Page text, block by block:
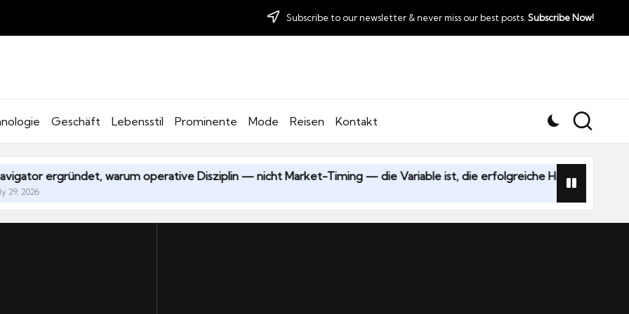
Subscribe to our newsletter & never miss our best posts. Subscribe Now!
Geschäft Lebensstil Prominente Mode Reisen Kontakt
warum operative Disziplin — nicht Market-Timing — die Variable ist, die erfolgreiche Handelsunternehmen